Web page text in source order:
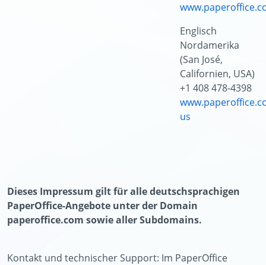
Englisch
Nordamerika
(San José,
Californien, USA)
+1 408 478-4398
us
Dieses Impressum gilt für alle deutschsprachigen
PaperOffice-Angebote unter der Domain
paperoffice.com sowie aller Subdomains.
Kontakt und technischer Support: Im PaperOffice